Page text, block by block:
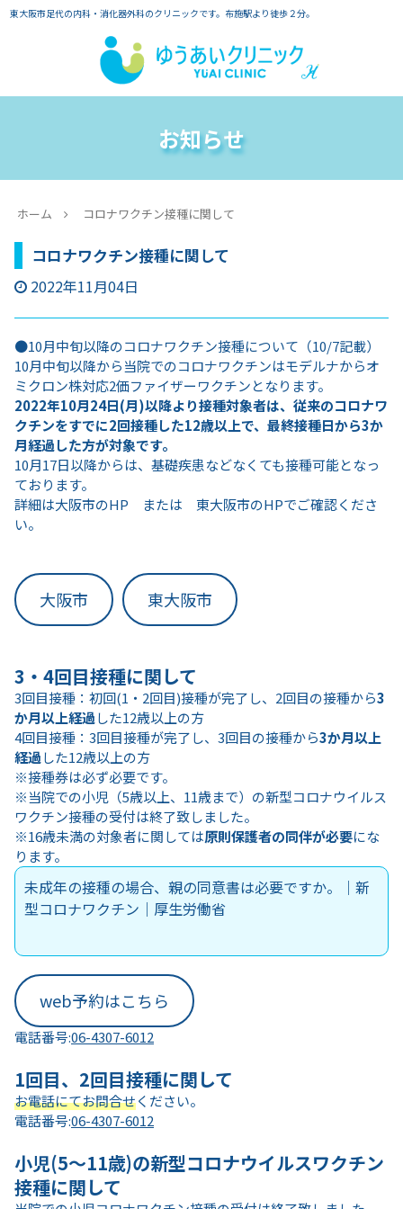
東大阪市足代の内科・消化器外科のクリニックです。布施駅より徒歩２分。
お知らせ
ホーム コロナワクチン接種に関して
コロナワクチン接種に関して
2022年11月04日
●10月中旬以降のコロナワクチン接種について（10/7記載）
10月中旬以降から当院でのコロナワクチンはモデルナからオ
ミクロン株対応2価ファイザーワクチンとなります。
2022年10月24日(月)以降より接種対象者は、従来のコロナワ
クチンをすでに2回接種した12歳以上で、最終接種日から3か
月経過した方が対象です。
10月17日以降からは、基礎疾患などなくても接種可能となっ
ております。
詳細は大阪市のHP または 東大阪市のHPでご確認くださ
い。
大阪市 東大阪市
3・4回目接種に関して
3回目接種：初回(1・2回目)接種が完了し、2回目の接種から3
か月以上経過した12歳以上の方
4回目接種：3回目接種が完了し、3回目の接種から3か月以上
経過した12歳以上の方
※接種券は必ず必要です。
※当院での小児（5歳以上、11歳まで）の新型コロナウイルス
ワクチン接種の受付は終了致しました。
※16歳未満の対象者に関しては原則保護者の同伴が必要にな
ります。
未成年の接種の場合、親の同意書は必要ですか。｜新
型コロナワクチン｜厚生労働省
web予約はこちら
電話番号:06-4307-6012
1回目、2回目接種に関して
お電話にてお問合せください。
電話番号:06-4307-6012
小児(5～11歳)の新型コロナウイルスワクチン
接種に関して